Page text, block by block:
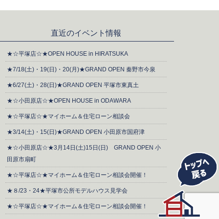
直近のイベント情報
★☆平塚店☆★OPEN HOUSE in HIRATSUKA
★7/18(土)・19(日)・20(月)★GRAND OPEN 秦野市今泉
★6/27(土)・28(日)★GRAND OPEN 平塚市東真土
★☆小田原店☆★OPEN HOUSE in ODAWARA
★☆平塚店☆★マイホーム＆住宅ローン相談会
★3/14(土)・15(日)★GRAND OPEN 小田原市国府津
★☆小田原店☆★3月14日(土)15日(日) GRAND OPEN 小
田原市扇町
★☆平塚店☆★マイホーム＆住宅ローン相談会開催！
★８/23・24★平塚市公所モデルハウス見学会
★☆平塚店☆★マイホーム＆住宅ローン相談会開催！